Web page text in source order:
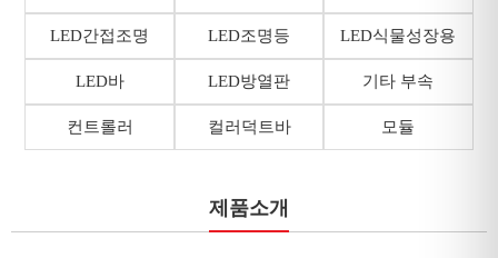
LED간접조명 LED조명등 LED식물성장용
LED바 LED방열판 기타 부속
컨트롤러 컬러덕트바 모듈
제품소개